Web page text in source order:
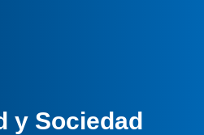
y Sociedad